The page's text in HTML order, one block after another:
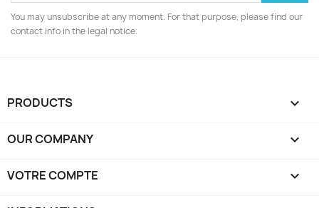
You may unsubscribe at any moment. For that purpose, please find our
contact info in the legal notice.
PRODUCTS 
OUR COMPANY 
VOTRE COMPTE 